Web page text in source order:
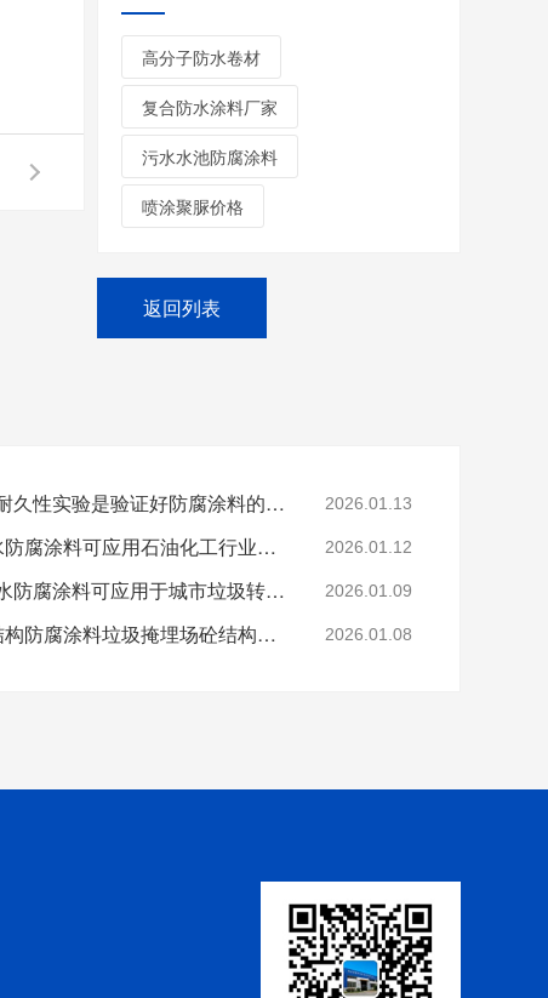
高分子防水卷材
复合防水涂料厂家
污水水池防腐涂料
喷涂聚脲价格
返回列表
科学的老化试验来进行耐久性实验是验证好防腐涂料的途径 2026.01.13
烟台鲁蒙VRA-LM®防水防腐涂料可应用石油化工行业防腐防水 2026.01.12
烟台鲁蒙高分子树脂防水防腐涂料可应用于城市垃圾转运车 2026.01.09
鲁蒙VRA-LM®混凝土结构防腐涂料垃圾掩埋场砼结构防腐 2026.01.08